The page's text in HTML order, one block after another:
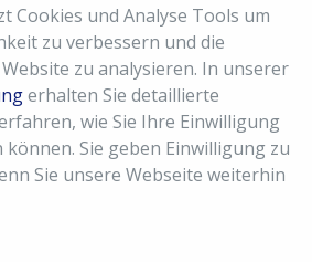
Cookies und Analyse Tools um
zu verbessern und die
zu analysieren. In unserer
erhalten Sie detaillierte
wie Sie Ihre Einwilligung
Sie geben Einwilligung zu
Sie unsere Webseite weiterhin
Abholservice
eBike Accu
Der richtige Sattel
Fahrradkauf
Kaufberatung
10% Kundenkarte
Reparatur Service